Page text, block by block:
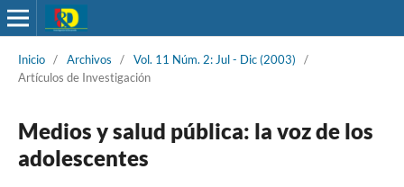
Inicio / Archivos / Vol. 11 Núm. 2: Jul - Dic (2003)
/
Artículos de Investigación
Medios y salud pública: la voz de los
adolescentes